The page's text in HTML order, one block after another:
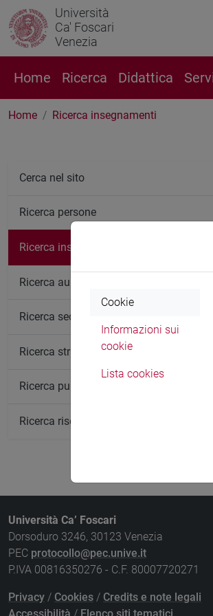
Università
Ca' Foscari
Venezia
Home Ricerca Didattica
Home Ricerca insegnamenti
Cerca nel sito
Ricerca persone
Ricerca insegnamenti
Ricerca aule
Ricerca sedi
Ricerca strutture
Ricerca pubblicazioni
Ricerca risorse bibliografiche
Università Ca’ Foscari
Dorsoduro 3246, 30123 Venezia
PEC protocollo@pec.unive.it
P.IVA 00816350276 - C.F. 80007720271
Privacy / Cookies / Credits e note legali
Cookie
Informazioni sui
cookie
Lista cookies